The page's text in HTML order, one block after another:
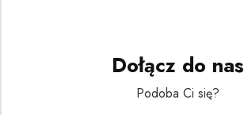
Dołącz do nas
Podoba Ci się?